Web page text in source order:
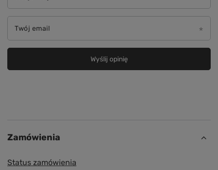
Twój email
Wyślij opinię
Zamówienia
Status zamówienia